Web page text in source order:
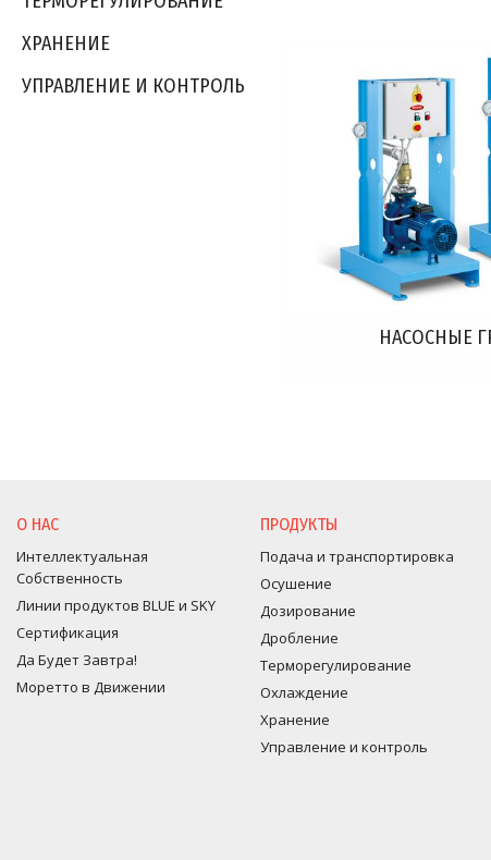
НАСОСНЫЕ
ХРАНЕНИЕ
УПРАВЛЕНИЕ И КОНТРОЛЬ
О НАС
Интеллектуальная
Собственность
Линии продуктов BLUE и SKY
Сертификация
Да Будет Завтра!
Моретто в Движении
ПРОДУКТЫ
Подача и транспортировка
Осушение
Дозирование
Дробление
Терморегулирование
Оxлаждение
Хранение
Управление и контроль